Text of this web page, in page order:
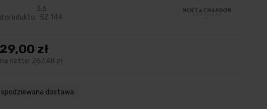
3.6
produktu: SZ 144
zł
netto: 267,48 zł
spodziewana dostawa